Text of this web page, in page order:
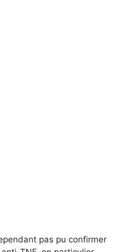
pas pu confirmer